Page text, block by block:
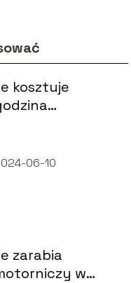
kosztuje
06-10
zarabia
w